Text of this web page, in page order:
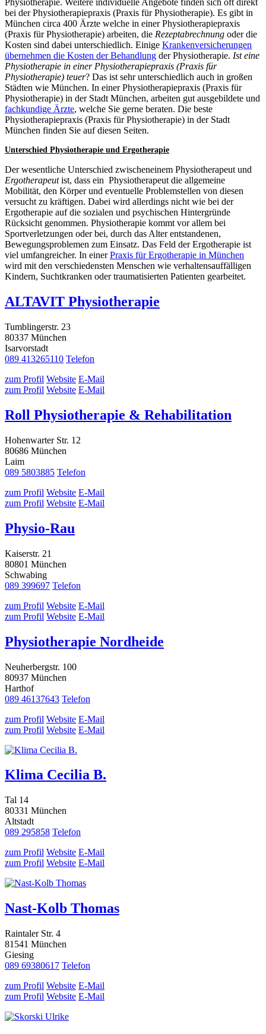
Physiotherapie. Weitere individuelle Angebote finden sich oft direkt
bei der Physiotherapiepraxis (Praxis für Physiotherapie). Es gibt in
München circa 400 Ärzte welche in einer Physiotherapiepraxis
(Praxis für Physiotherapie) arbeiten, die Rezeptabrechnung oder die
Kosten sind dabei unterschiedlich. Einige Krankenversicherungen
übernehmen die Kosten der Behandlung der Physiotherapie. Ist eine
Physiotherapie in einer Physiotherapiepraxis (Praxis für
Physiotherapie) teuer? Das ist sehr unterschiedlich auch in großen
Städten wie München. In einer Physiotherapiepraxis (Praxis für
Physiotherapie) in der Stadt München, arbeiten gut ausgebildete und
fachkundige Ärzte, welche Sie gerne beraten. Die beste
Physiotherapiepraxis (Praxis für Physiotherapie) in der Stadt
München finden Sie auf diesen Seiten.
Unterschied Physiotherapie und Ergotherapie
Der wesentliche Unterschied zwischeneinem Physiotherapeut und
Ergotherapeutist, dass ein Physiotherapeut die allgemeine
Mobilität, den Körper und eventuelle Problemstellen von diesen
versucht zu kräftigen. Dabei wird allerdings nicht wie bei der
Ergotherapie auf die sozialen und psychischen Hintergründe
Rücksicht genommen. Physiotherapie kommt vor allem bei
Sportverletzungen oder bei, durch das Alter entstandenen,
Bewegungsproblemen zum Einsatz. Das Feld der Ergotherapie ist
viel umfangreicher. In einerPraxis für Ergotherapie in München
wird mit den verschiedensten Menschen wie verhaltensauffälligen
Kindern, Suchtkranken oder traumatisierten Patienten gearbeitet.
ALTAVIT Physiotherapie
Tumblingerstr. 23
80337 München
Isarvorstadt
089 413265110 Telefon
zum Profil Website E-Mail
zum Profil Website E-Mail
Roll Physiotherapie & Rehabilitation
Hohenwarter Str. 12
80686 München
Laim
089 5803885 Telefon
zum Profil Website E-Mail
zum Profil Website E-Mail
Physio-Rau
Kaiserstr. 21
80801 München
Schwabing
089 399697 Telefon
zum Profil Website E-Mail
zum Profil Website E-Mail
Physiotherapie Nordheide
Neuherbergstr. 100
80937 München
Harthof
089 46137643 Telefon
zum Profil Website E-Mail
zum Profil Website E-Mail
Klima Cecilia B.
Tal 14
80331 München
Altstadt
089 295858 Telefon
zum Profil Website E-Mail
zum Profil Website E-Mail
Nast-Kolb Thomas
Raintaler Str. 4
81541 München
Giesing
089 69380617 Telefon
zum Profil Website E-Mail
zum Profil Website E-Mail